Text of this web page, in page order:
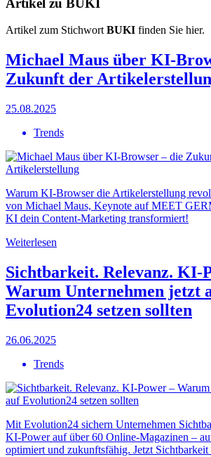
Artikel zu BUKI
Artikel zum StichwortBUKI finden Sie hier.
Michael Maus über KI-
Zukunft der
25.08.2025
Trends
Warum KI-Browser die Artikelerstellung
von Michael Maus, Keynote auf MEET
KI dein Content-Marketing transformiert!
Weiterlesen
Sichtbarkeit. Relevanz. KI-
Warum Unternehmen jetzt
Evolution24 setzen sollten
26.06.2025
Trends
Mit Evolution24 sichern Unternehmen
KI-Power auf über 60 Online-Magazinen –
optimiert und zukunftsfähig. Jetzt Sichtbarkeit